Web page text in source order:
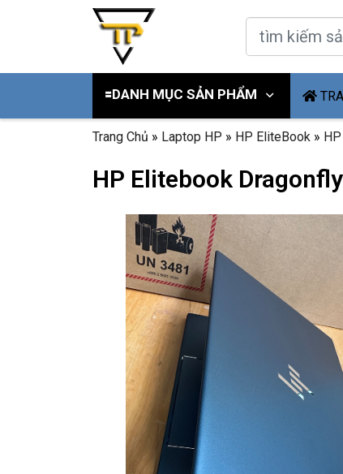
🟰DANH MỤC SẢN PHẨM
Trang Chủ » Laptop HP » HP EliteBook »
HP Elitebook